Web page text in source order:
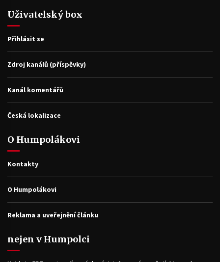
Uživatelský box
Přihlásit se
Zdroj kanálů (příspěvky)
Kanál komentářů
Česká lokalizace
O Humpolákovi
Kontakty
O Humpolákovi
Reklama a uveřejnění článku
nejen v Humpolci